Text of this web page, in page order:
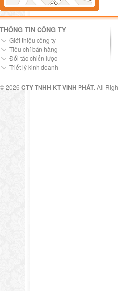
THÔNG TIN CÔNG TY
Giới thiệu công ty
Tiêu chí bán hàng
Đối tác chiến lược
Triết lý kinh doanh
© 2026 CTY TNHH KT VINH PHÁT. All